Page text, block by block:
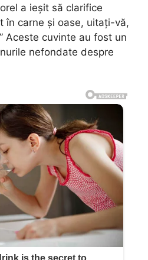
a ieșit să clarifice
în carne și oase, uitați-vă,
Aceste cuvinte au fost un
nefondate despre